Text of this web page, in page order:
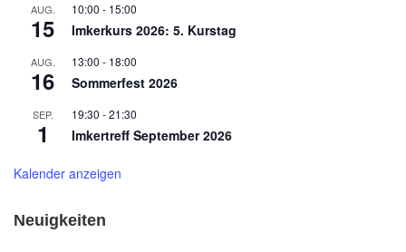
AUG.
15
10:00 - 15:00
Imkerkurs 2026: 5. Kurstag
AUG.
16
13:00 - 18:00
Sommerfest 2026
SEP.
1
19:30 -21:30
Imkertreff September 2026
Kalender anzeigen
Neuigkeiten